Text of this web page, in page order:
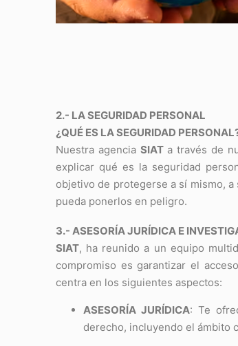
2.- LA SEGURIDAD PERSONAL
¿QUÉ ES LA SEGURIDAD
Nuestra agencia SIAT a través de
explicar qué es la seguridad
objetivo de protegerse a sí mismo,
pueda ponerlos en peligro.
3.- ASESORÍA JURÍDICA E
SIAT, ha reunido a un equipo
compromiso es garantizar el
centra en los siguientes aspectos:
ASESORÍA JURÍDICA: Te
derecho, incluyendo el ámbito